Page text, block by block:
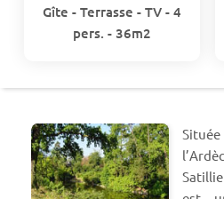
Gîte - Terrasse - TV - 4
pers. - 36m2